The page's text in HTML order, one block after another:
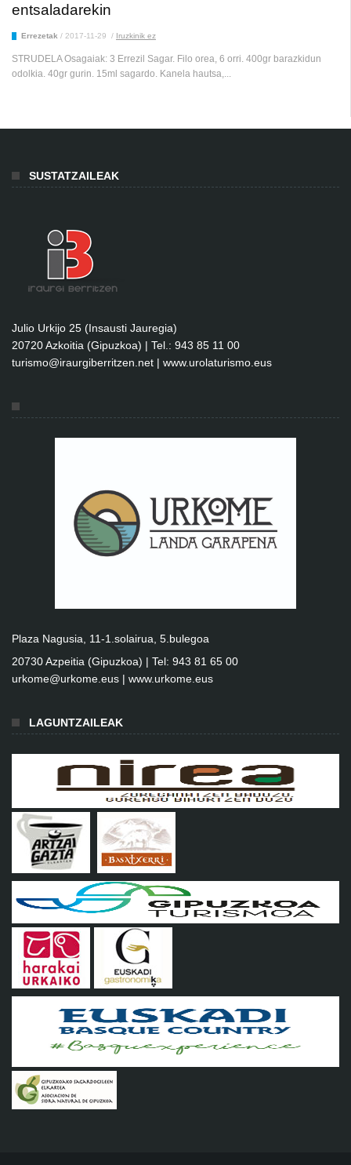
entsaladarekin
Errezetak / 2017-11-29 / Iruzkinik ez
STRUDELA Osagaiak: 3 Errezil Sagar. Filo orea, 6 orri. 400gr barazkidun
odolkia. 40gr gurin. 15ml sagardo. Kanela hautsa,...
SUSTATZAILEAK
Julio Urkijo 25 (Insausti Jauregia)
20720 Azkoitia (Gipuzkoa) | Tel.: 943 85 11 00
turismo@iraurgiberritzen.net | www.urolaturismo.eus
Plaza Nagusia, 11-1.solairua, 5.bulegoa
20730 Azpeitia (Gipuzkoa) | Tel: 943 81 65 00
urkome@urkome.eus | www.urkome.eus
LAGUNTZAILEAK